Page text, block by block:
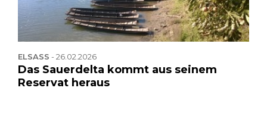
ELSASS -26.02.2026
Das Sauerdelta kommt aus seinem
Reservat heraus